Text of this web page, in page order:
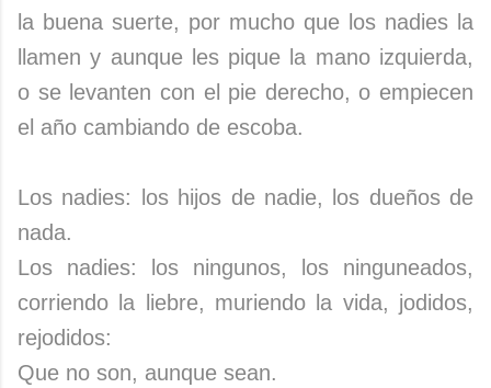
la buena suerte, por mucho que los nadies la
llamen y aunque les pique la mano izquierda,
o se levanten con el pie derecho, o empiecen
el año cambiando de escoba.
Los nadies: los hijos de nadie, los dueños de
nada.
Los nadies: los ningunos, los ninguneados,
corriendo la liebre, muriendo la vida, jodidos,
rejodidos:
Que no son, aunque sean.